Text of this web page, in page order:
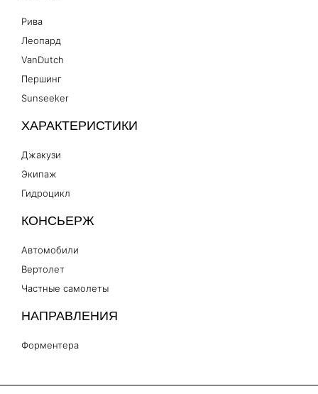
Рива
Леопард
VanDutch
Першинг
Sunseeker
ХАРАКТЕРИСТИКИ
Джакузи
Экипаж
Гидроцикл
КОНСЬЕРЖ
Автомобили
Вертолет
Частные самолеты
НАПРАВЛЕНИЯ
Форментера